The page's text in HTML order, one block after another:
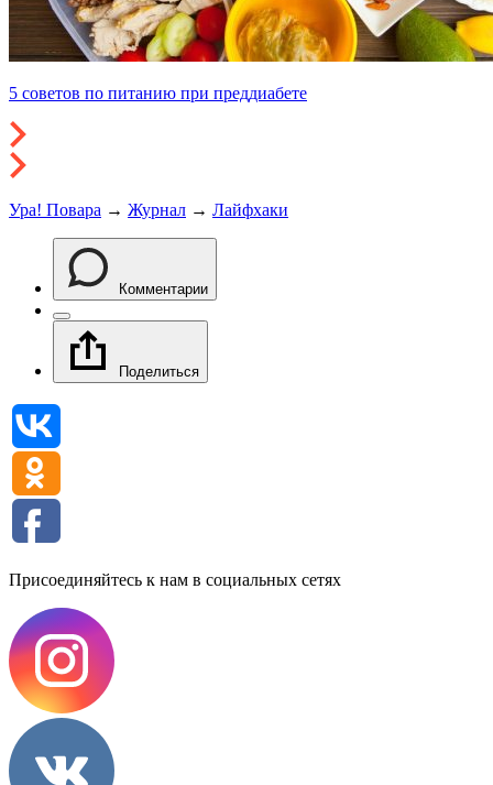
5 советов по питанию при преддиабете
Ура! Повара → Журнал → Лайфхаки
Комментарии
Поделиться
Присоединяйтесь к нам в социальных сетях